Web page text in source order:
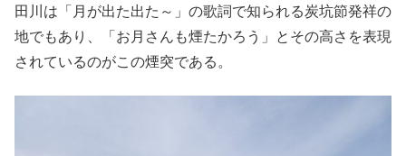
田川は「月が出た出た～」の歌詞で知られる炭坑節発祥の
地でもあり、「お月さんも煙たかろう」とその高さを表現
されているのがこの煙突である。